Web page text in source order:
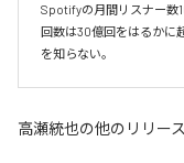
Spotifyの月間リスナー数
回数は30億回をはるかに
を知らない。
高瀬統也の他のリリース